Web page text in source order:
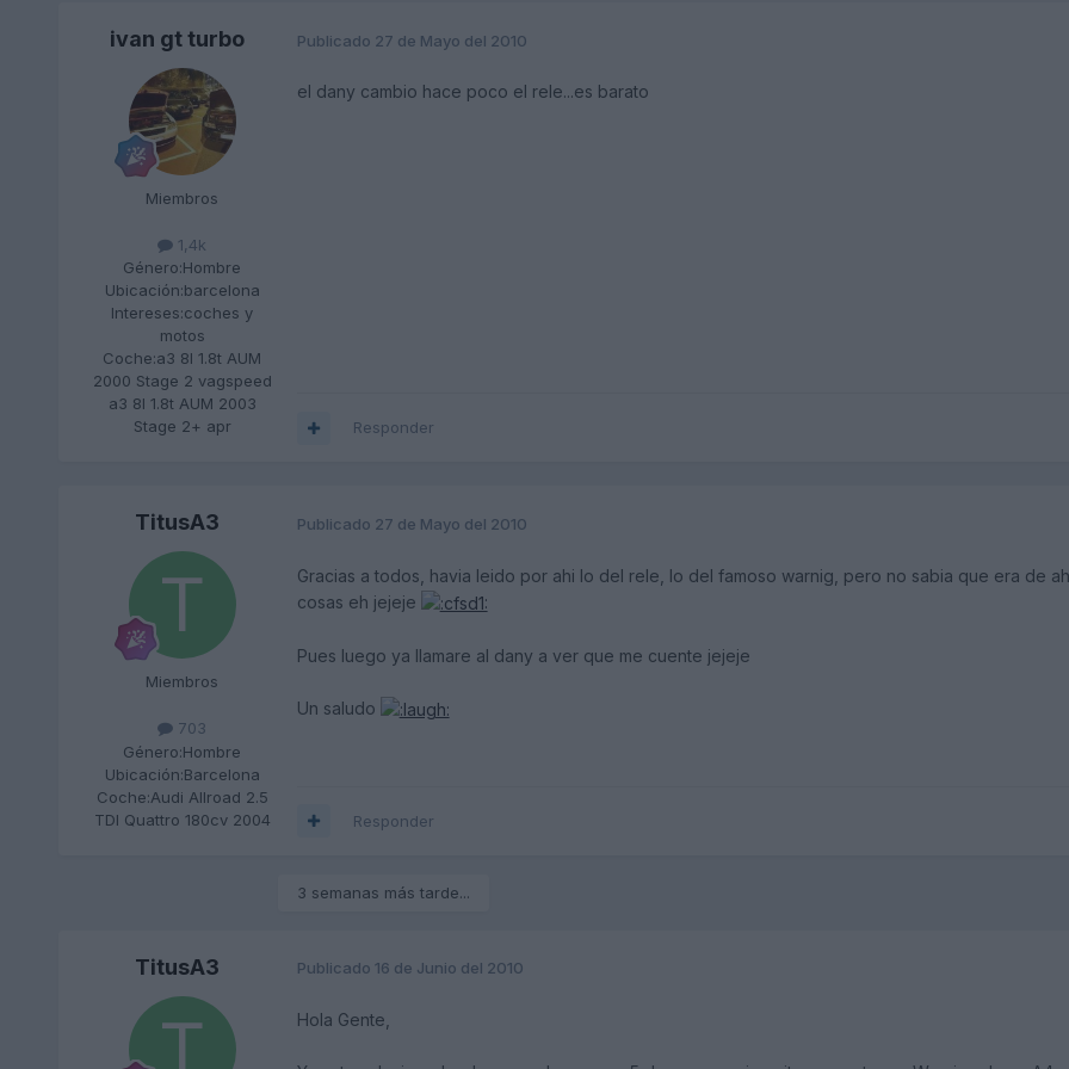
ivan gt turbo
Miembros
1,4k
Género:Hombre
Ubicación:barcelona
Intereses:coches y
motos
Coche:a3 8l 1.8t AUM
2000 Stage 2 vagspeed
a3 8l 1.8t AUM 2003
Stage 2+ apr
Publicado 27 de Mayo del 2010
el dany cambio hace poco el rele...es barato
Responder
TitusA3
Miembros
703
Género:Hombre
Ubicación:Barcelona
Coche:Audi Allroad 2.5
TDI Quattro 180cv 2004
Publicado 27 de Mayo del 2010
Gracias a todos, havia leido por ahi lo del rele, lo del famoso warnig, pero no sabia que era de
cosas eh jejeje
Pues luego ya llamare al dany a ver que me cuente jejeje
Un saludo
Responder
3 semanas más tarde...
TitusA3 Publicado 16 de Junio del 2010
Hola Gente,